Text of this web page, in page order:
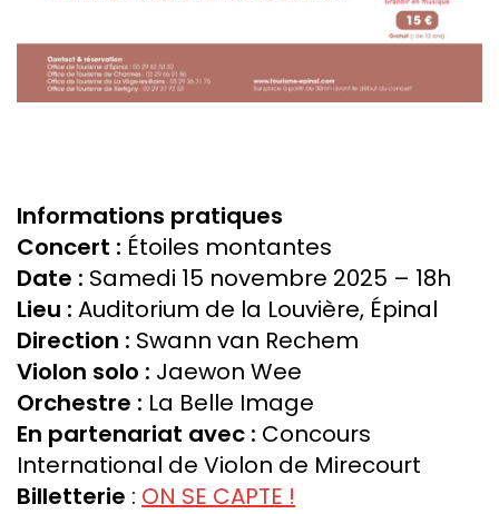
Informations pratiques
Concert : Étoiles montantes
Date : Samedi 15 novembre 2025 – 18h
Lieu : Auditorium de la Louvière, Épinal
Direction : Swann van Rechem
Violon solo : Jaewon Wee
Orchestre : La Belle Image
En partenariat avec : Concours
International de Violon de Mirecourt
Billetterie : ON SE CAPTE !